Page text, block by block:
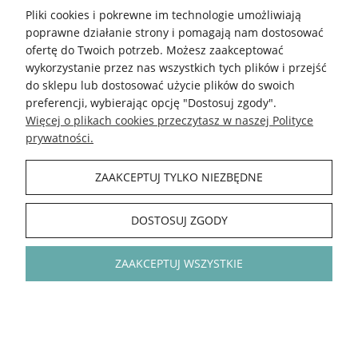
Książka Shine! Knitting with
Beads / Laine Publishing - w
języku angielskim
Książka The Island and
Forest / Laine Publishing -
języku angielskim
Pliki cookies i pokrewne im technologie umożliwiają
poprawne działanie strony i pomagają nam dostosować
ofertę do Twoich potrzeb. Możesz zaakceptować
wykorzystanie przez nas wszystkich tych plików i przejść
do sklepu lub dostosować użycie plików do swoich
preferencji, wybierając opcję "Dostosuj zgody".
Więcej o plikach cookies przeczytasz w naszej Polityce
prywatności.
ZAAKCEPTUJ TYLKO NIEZBĘDNE
DOSTOSUJ ZGODY
ZAAKCEPTUJ WSZYSTKIE